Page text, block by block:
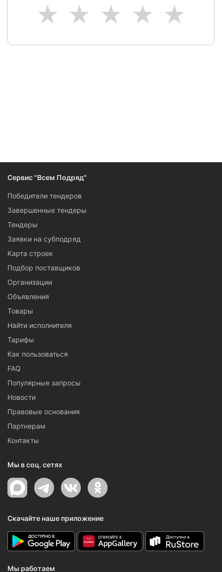
5
4
3
2
1
Сервис "Всем Подряд"
Победители тендеров
Завершенные тендеры
Тендеры
Заявки на субподряд
Карта строек
Подбор поставщиков
Организации
Объявления
Товары
Найти исполнителя
Тарифы
Как пользоваться
FAQ
Популярные запросы
Новости
Правовые основания
Партнерам
Контакты
Мы в соц. сетях
Скачайте наше приложение
Мы работаем